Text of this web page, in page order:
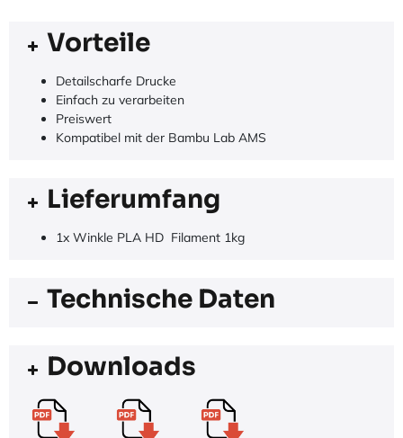
Vorteile
Detailscharfe Drucke
Einfach zu verarbeiten
Preiswert
Kompatibel mit der Bambu Lab AMS
Lieferumfang
1x Winkle PLA HD Filament 1kg
Technische Daten
Downloads